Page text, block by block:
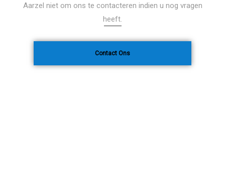
Aarzel niet om ons te contacteren indien u nog vragen
heeft.
Contact Ons